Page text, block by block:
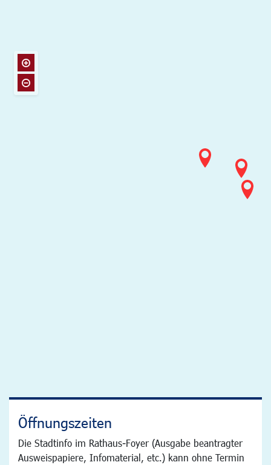
Öffnungszeiten
Die Stadtinfo im Rathaus-Foyer (Ausgabe beantragter
Ausweispapiere, Infomaterial, etc.) kann ohne Termin